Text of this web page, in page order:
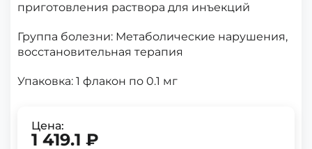
приготовления раствора для инъекций
Группа болезни: Метаболические нарушения,
восстановительная терапия
Упаковка: 1 флакон по 0.1 мг
Цена:
1 419.1 ₽